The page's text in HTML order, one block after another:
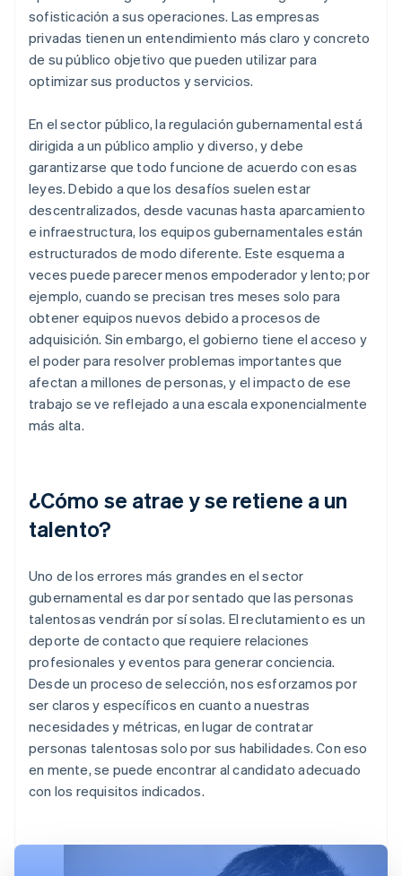
sofisticación a sus operaciones. Las empresas
privadas tienen un entendimiento más claro y concreto
de su público objetivo que pueden utilizar para
optimizar sus productos y servicios.
En el sector público, la regulación gubernamental está
dirigida a un público amplio y diverso, y debe
garantizarse que todo funcione de acuerdo con esas
leyes. Debido a que los desafíos suelen estar
descentralizados, desde vacunas hasta aparcamiento
e infraestructura, los equipos gubernamentales están
estructurados de modo diferente. Este esquema a
veces puede parecer menos empoderador y lento; por
ejemplo, cuando se precisan tres meses solo para
obtener equipos nuevos debido a procesos de
adquisición. Sin embargo, el gobierno tiene el acceso y
el poder para resolver problemas importantes que
afectan a millones de personas, y el impacto de ese
trabajo se ve reflejado a una escala exponencialmente
más alta.
¿Cómo se atrae y se retiene a un
talento?
Uno de los errores más grandes en el sector
gubernamental es dar por sentado que las personas
talentosas vendrán por sí solas. El reclutamiento es un
deporte de contacto que requiere relaciones
profesionales y eventos para generar conciencia.
Desde un proceso de selección, nos esforzamos por
ser claros y específicos en cuanto a nuestras
necesidades y métricas, en lugar de contratar
personas talentosas solo por sus habilidades. Con eso
en mente, se puede encontrar al candidato adecuado
con los requisitos indicados.